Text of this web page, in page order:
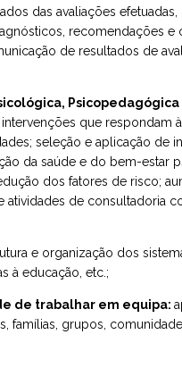
das avaliações
recomendações e
de resultados de
Psicopedagógica
que respondam
seleção e aplicação de
da saúde e do bem-estar
dos fatores de risco;
atividades de consultadoria
e organização dos
à educação, etc.;
de trabalhar em equipa:
famílias, grupos,